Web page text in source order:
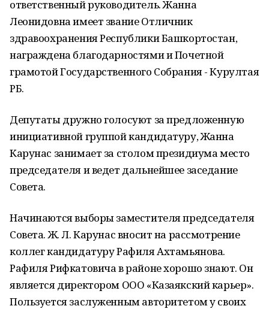
ответственный руководитель. Жанна
Леонидовна имеет звание Отличник
здравоохранения Республики Башкортостан,
награждена благодарностями и Почетной
грамотой Государственного Собрания - Курултая
РБ.
Депутаты дружно голосуют за предложенную
инициативной группой кандидатуру, Жанна
Карунас занимает за столом президиума место
председателя и ведет дальнейшее заседание
Совета.
Начинаются выборы заместителя председателя
Совета. Ж. Л. Карунас вносит на рассмотрение
коллег кандидатуру Рафиля Ахтамьянова.
Рафиля Рифкатовича в районе хорошо знают. Он
является директором ООО «Казаякский карьер».
Пользуется заслуженным авторитетом у своих